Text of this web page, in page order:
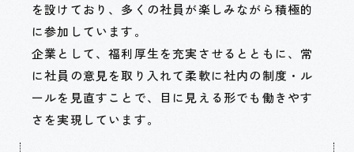
を設けており、多くの社員が楽しみながら積極的
に参加しています。
企業として、福利厚生を充実させるとともに、常
に社員の意見を取り入れて柔軟に社内の制度・ル
ールを見直すことで、
目に見える形でも働きやす
さを実現しています。